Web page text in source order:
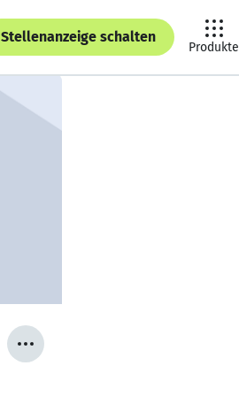
Stellenanzeige schalten
Produkte